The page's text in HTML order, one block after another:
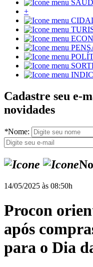
+
Cadastre seu e-
novidades
*Nome:
14/05/2025 às 08:50h
Procon
após
para o Dia